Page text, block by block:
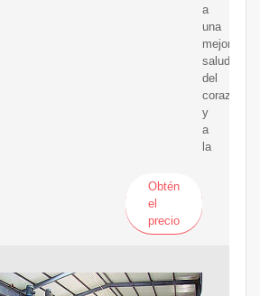
a
una
mejor
salud
del
corazón
y
a
la
Obtén
el
precio